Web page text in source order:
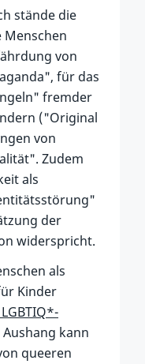
stände die
Menschen
von
für das
fremder
("Original
von
Zudem
als
der
widerspricht.
als
Kinder
Aushang kann
queeren